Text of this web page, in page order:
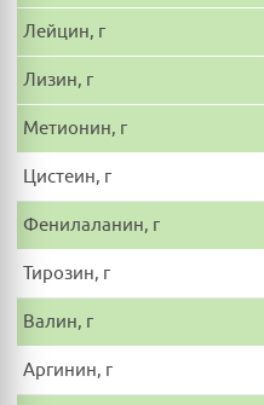
Лейцин, г
Лизин, г
Метионин, г
Цистеин, г
Фенилаланин, г
Тирозин, г
Валин, г
Аргинин, г